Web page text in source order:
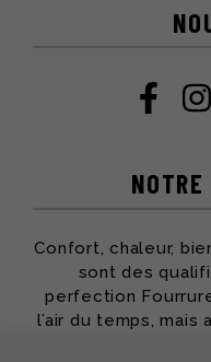
Confort, chaleur,
sont des
perfection
l’air du temps,